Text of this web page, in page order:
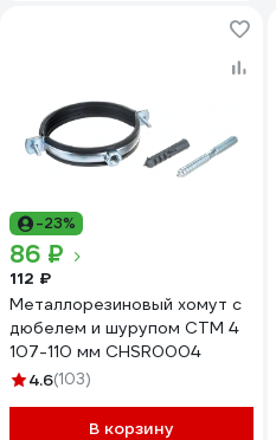
-23%
86 ₽
112 ₽
Металлорезиновый хомут с
дюбелем и шурупом СТМ 4
107-110 мм CHSR0004
4.6(103)
В корзину